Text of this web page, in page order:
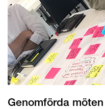
Genomförda möten